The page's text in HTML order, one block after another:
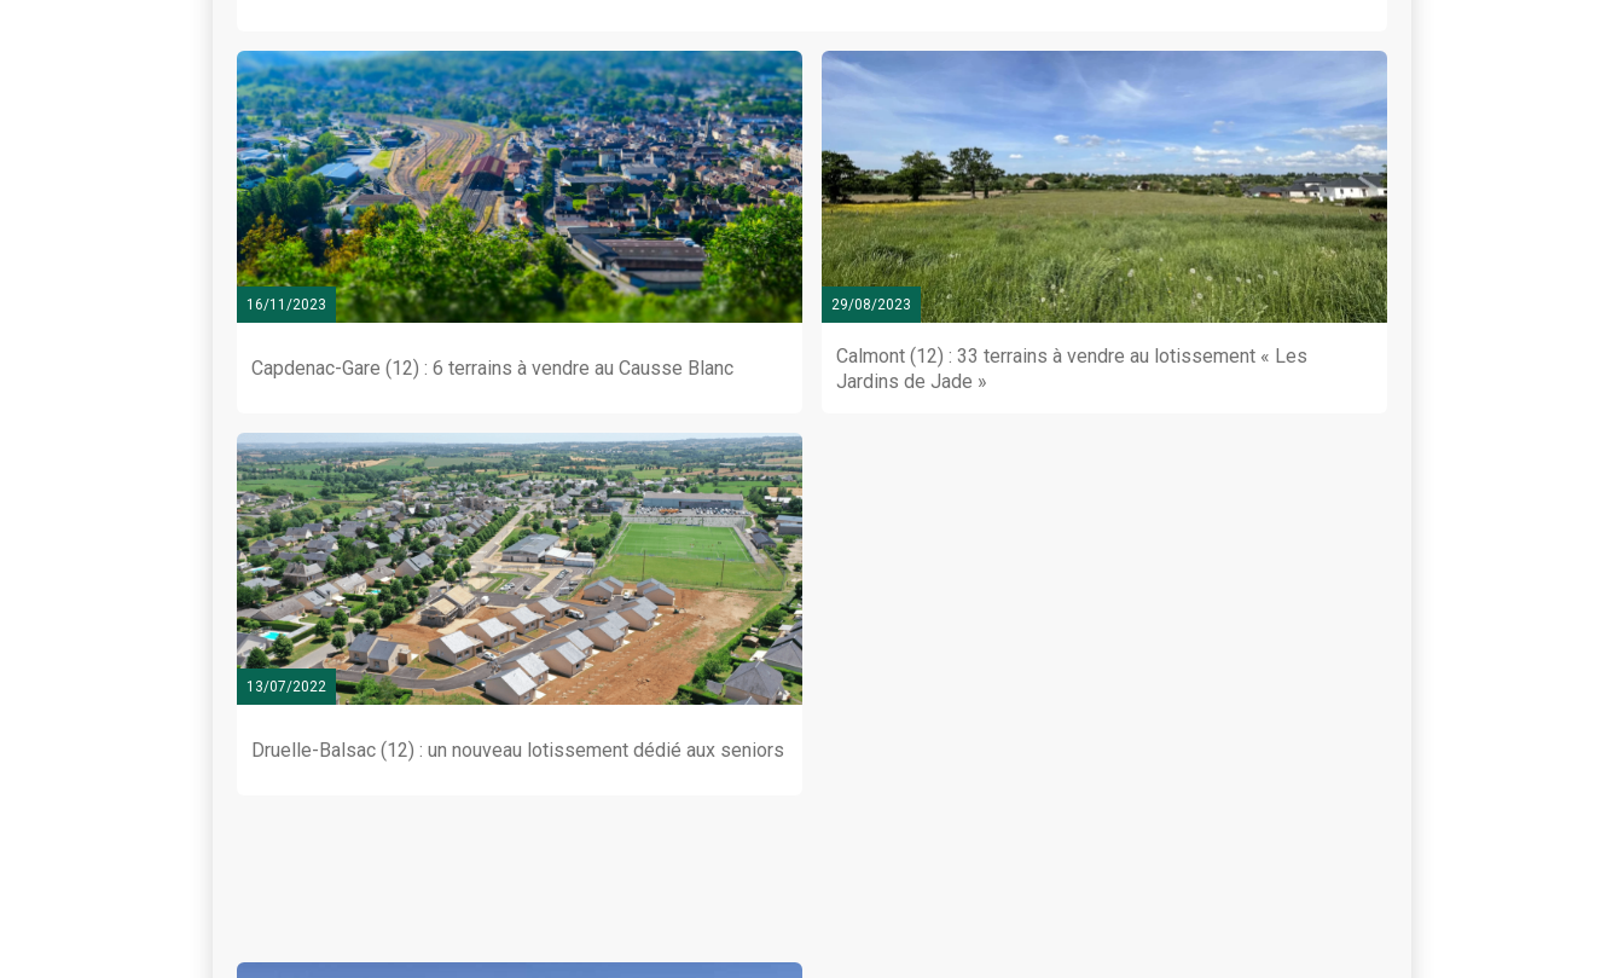
16/11/2023
Capdenac-Gare (12) : 6 terrains à vendre au Causse Blanc
29/08/2023
Calmont (12) : 33 terrains à vendre au lotissement « Les
Jardins de Jade »
13/07/2022
Druelle-Balsac (12) : un nouveau lotissement dédié aux seniors